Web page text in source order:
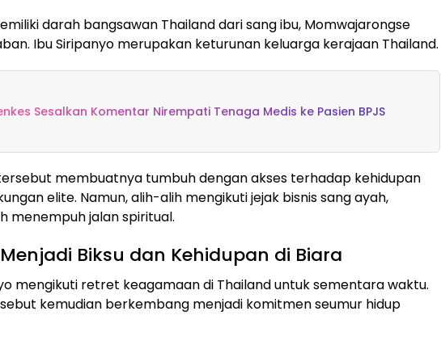
darah bangsawan Thailand dari sang ibu, Momwajarongse
Ibu Siripanyo merupakan keturunan keluarga kerajaan Thailand.
Sesalkan Komentar Nirempati Tenaga Medis ke Pasien BPJS
membuatnya tumbuh dengan akses terhadap kehidupan
elite. Namun, alih-alih mengikuti jejak bisnis sang ayah,
menempuh jalan spiritual.
Biksu dan Kehidupan di Biara
mengikuti retret keagamaan di Thailand untuk sementara waktu.
kemudian berkembang menjadi komitmen seumur hidup